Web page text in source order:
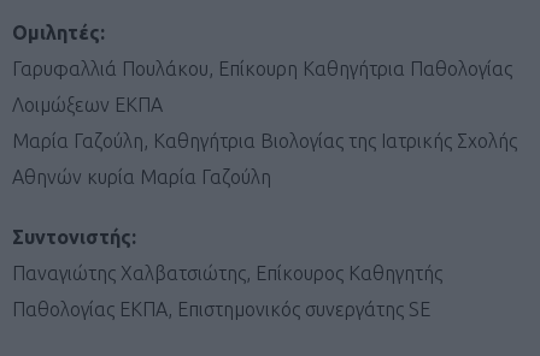
Ομιλητές:
Γαρυφαλλιά Πουλάκου, Επίκουρη Καθηγήτρια Παθολογίας
Λοιμώξεων ΕΚΠΑ
Μαρία Γαζούλη, Καθηγήτρια Βιολογίας της Ιατρικής Σχολής
Αθηνών κυρία Μαρία Γαζούλη
Συντονιστής:
Παναγιώτης Χαλβατσιώτης, Επίκουρος Καθηγητής
Παθολογίας ΕΚΠΑ, Επιστημονικός συνεργάτης SE